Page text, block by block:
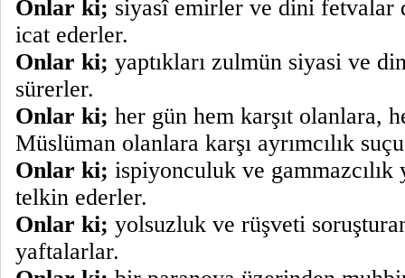
Onlar ki; siyasî emirler ve dini fetvalar
icat ederler.
Onlar ki; yaptıkları zulmün siyasi ve
sürerler.
Onlar ki; her gün hem karşıt olanlara,
Müslüman olanlara karşı ayrımcılık
Onlar ki; ispiyonculuk ve gammazcılık
telkin ederler.
Onlar ki; yolsuzluk ve rüşveti
yaftalarlar.